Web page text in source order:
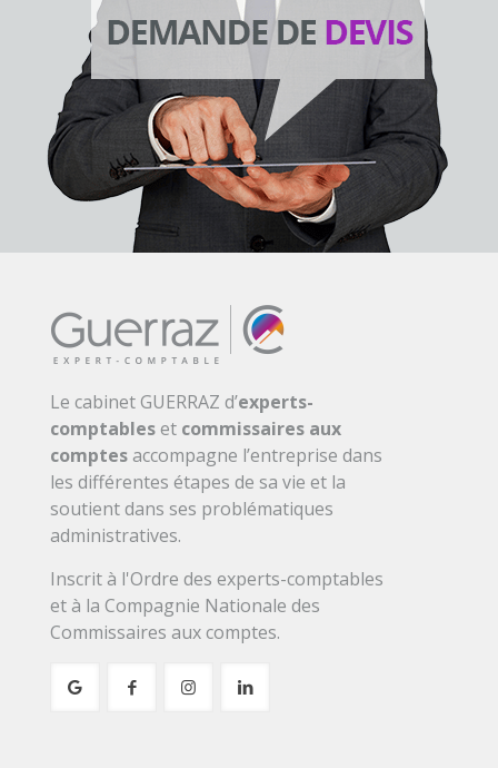
Le cabinet GUERRAZ d’experts-
comptableset commissaires aux
comptesaccompagne l’entreprise dans
les différentes étapes de sa vie et la
soutient dans ses problématiques
administratives.
Inscrit à l'Ordre des experts-comptables
et à la Compagnie Nationale des
Commissaires aux comptes.